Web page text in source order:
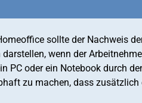
sollte der Nachweis
wenn der
PC oder ein Notebook durch
zu machen, dass zusätzlich